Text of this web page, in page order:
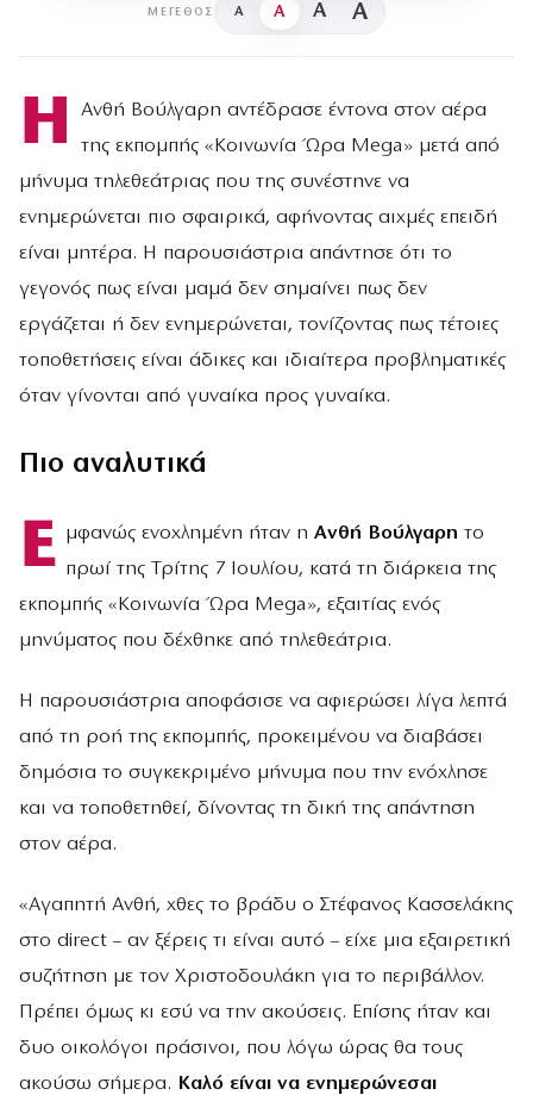
ΜΈΓΕΘΟΣ A A A A
Η
Ανθή Βούλγαρη αντέδρασε έντονα στον αέρα
της εκπομπής «Κοινωνία Ώρα Mega» μετά από
μήνυμα τηλεθεάτριας που της συνέστηνε να
ενημερώνεται πιο σφαιρικά, αφήνοντας αιχμές επειδή
είναι μητέρα. Η παρουσιάστρια απάντησε ότι το
γεγονός πως είναι μαμά δεν σημαίνει πως δεν
εργάζεται ή δεν ενημερώνεται, τονίζοντας πως τέτοιες
τοποθετήσεις είναι άδικες και ιδιαίτερα προβληματικές
όταν γίνονται από γυναίκα προς γυναίκα.
Πιο αναλυτικά
Ε μφανώς ενοχλημένη ήταν η Ανθή Βούλγαρη το
πρωί της Τρίτης 7 Ιουλίου, κατά τη διάρκεια της
εκπομπής «Κοινωνία Ώρα Mega», εξαιτίας ενός
μηνύματος που δέχθηκε από τηλεθεάτρια.
Η παρουσιάστρια αποφάσισε να αφιερώσει λίγα λεπτά
από τη ροή της εκπομπής, προκειμένου να διαβάσει
δημόσια το συγκεκριμένο μήνυμα που την ενόχλησε
και να τοποθετηθεί, δίνοντας τη δική της απάντηση
στον αέρα.
«Αγαπητή Ανθή, χθες το βράδυ ο Στέφανος Κασσελάκης
στο direct – αν ξέρεις τι είναι αυτό – είχε μια εξαιρετική
συζήτηση με τον Χριστοδουλάκη για το περιβάλλον.
Πρέπει όμως κι εσύ να την ακούσεις. Επίσης ήταν και
δυο οικολόγοι πράσινοι, που λόγω ώρας θα τους
ακούσω σήμερα. Καλό είναι να ενημερώνεσαι